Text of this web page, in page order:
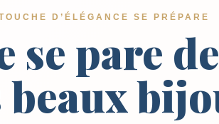
D’ÉLÉGANCE SE PRÉPARE
se pare